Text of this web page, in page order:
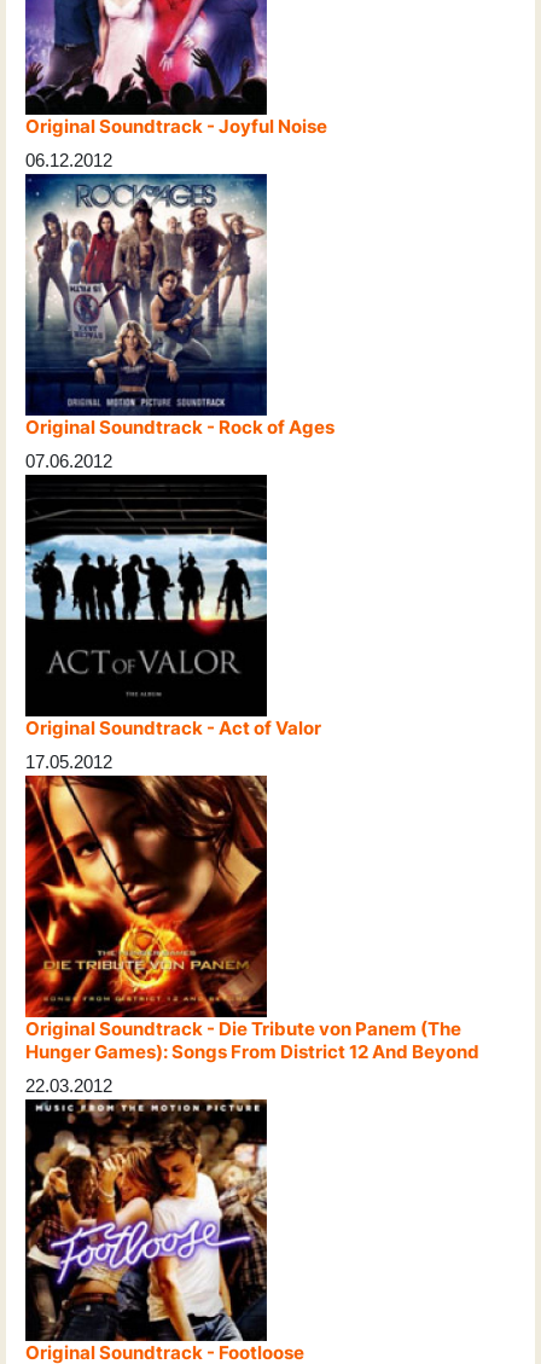
Original Soundtrack - Joyful Noise
06.12.2012
Original Soundtrack - Rock of Ages
07.06.2012
Original Soundtrack - Act of Valor
17.05.2012
Original Soundtrack - Die Tribute von Panem (The
Hunger Games): Songs From District 12 And Beyond
22.03.2012
Original Soundtrack - Footloose